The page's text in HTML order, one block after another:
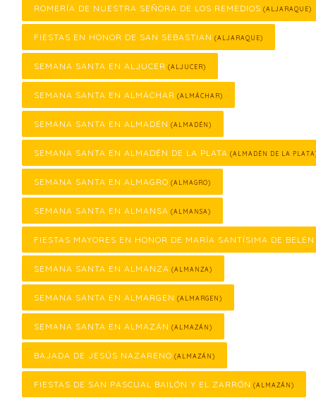
ROMERÍA DE NUESTRA SEÑORA DE LOS REMEDIOS (ALJARAQUE)
FIESTAS EN HONOR DE SAN SEBASTIAN (ALJARAQUE)
SEMANA SANTA EN ALJUCER (ALJUCER)
SEMANA SANTA EN ALMÁCHAR (ALMÁCHAR)
SEMANA SANTA EN ALMADÉN (ALMADÉN)
SEMANA SANTA EN ALMADÉN DE LA PLATA (ALMADÉN DE LA
SEMANA SANTA EN ALMAGRO (ALMAGRO)
SEMANA SANTA EN ALMANSA (ALMANSA)
FIESTAS MAYORES EN HONOR DE MARÍA SANTÍSIMA DE BELÉN
SEMANA SANTA EN ALMANZA (ALMANZA)
SEMANA SANTA EN ALMARGEN (ALMARGEN)
SEMANA SANTA EN ALMAZÁN (ALMAZÁN)
BAJADA DE JESÚS NAZARENO (ALMAZÁN)
FIESTAS DE SAN PASCUAL BAILÓN Y EL ZARRÓN (ALMAZÁN)